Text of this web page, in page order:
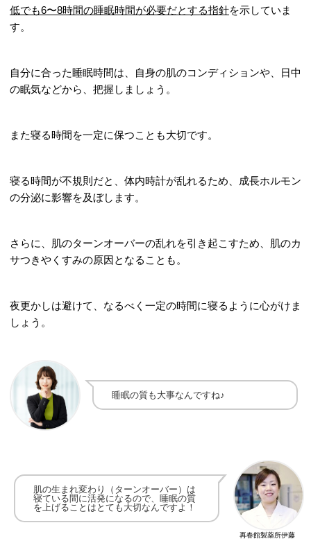
低でも6〜8時間の睡眠時間が必要だとする指針を示していま
す。
自分に合った睡眠時間は、自身の肌のコンディションや、日中
の眠気などから、把握しましょう。
また寝る時間を一定に保つことも大切です。
寝る時間が不規則だと、体内時計が乱れるため、成長ホルモン
の分泌に影響を及ぼします。
さらに、肌のターンオーバーの乱れを引き起こすため、肌のカ
サつきやくすみの原因となることも。
夜更かしは避けて、なるべく一定の時間に寝るように心がけま
しょう。
睡眠の質も大事なんですね♪
再春館製薬所伊藤
肌の生まれ変わり（ターンオーバー）は
寝ている間に活発になるので、睡眠の質
を上げることはとても大切なんですよ！